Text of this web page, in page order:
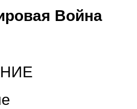
Война